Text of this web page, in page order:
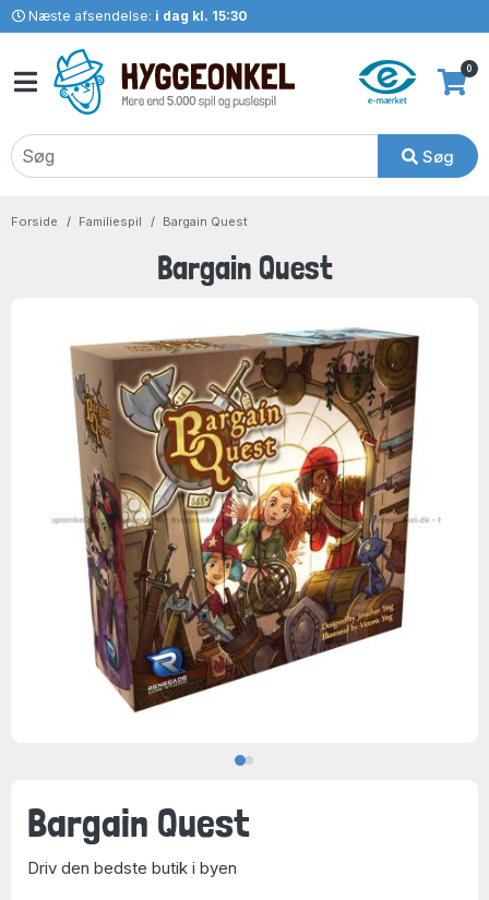
Næste afsendelse: i dag kl. 15:30
Søg
0
Forside Familiespil Bargain Quest
Bargain Quest
Bargain Quest
Driv den bedste butik i byen